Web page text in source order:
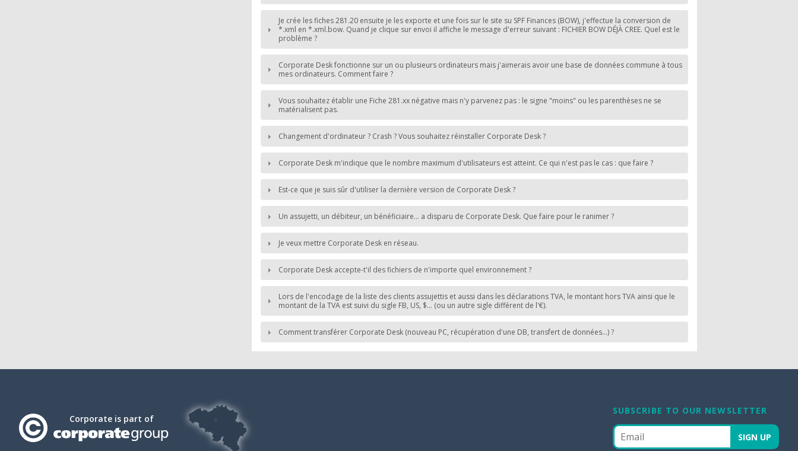
Je crée les fiches 281.20 ensuite je les exporte et une fois sur le site su SPF Finances (BOW), j'effectue la conversion de
*.xml en *.xml.bow. Quand je clique sur envoi il affiche le message d'erreur suivant : FICHIER BOW DÉJÀ CREE. Quel est le
problème ?
Corporate Desk fonctionne sur un ou plusieurs ordinateurs mais j'aimerais avoir une base de données commune à tous
mes ordinateurs. Comment faire ?
Vous souhaitez établir une Fiche 281.xx négative mais n'y parvenez pas : le signe "moins" ou les parenthèses ne se
matérialisent pas.
Changement d'ordinateur ? Crash ? Vous souhaitez réinstaller Corporate Desk ?
Corporate Desk m'indique que le nombre maximum d'utilisateurs est atteint. Ce qui n'est pas le cas : que faire ?
Est-ce que je suis sûr d'utiliser la dernière version de Corporate Desk ?
Un assujetti, un débiteur, un bénéficiaire… a disparu de Corporate Desk. Que faire pour le ranimer ?
Je veux mettre Corporate Desk en réseau.
Corporate Desk accepte-t'il des fichiers de n'importe quel environnement ?
Lors de l'encodage de la liste des clients assujettis et aussi dans les déclarations TVA, le montant hors TVA ainsi que le
montant de la TVA est suivi du sigle FB, US, $… (ou un autre sigle différent de l'€).
Comment transférer Corporate Desk (nouveau PC, récupération d'une DB, transfert de données...) ?
Corporate is part of
SUBSCRIBE TO OUR NEWSLETTER